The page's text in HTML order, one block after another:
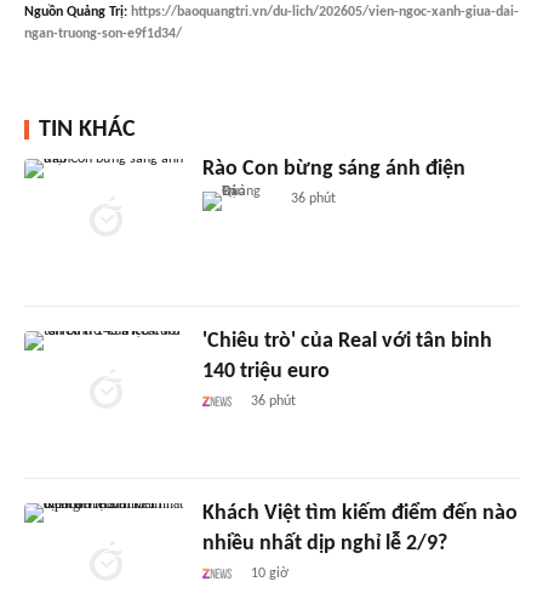
Nguồn Quảng Trị: https://baoquangtri.vn/du-lich/202605/vien-ngoc-xanh-giua-dai-
ngan-truong-son-e9f1d34/
TIN KHÁC
Rào Con bừng sáng ánh điện
36 phút
'Chiêu trò' của Real với tân binh
140 triệu euro
36 phút
Khách Việt tìm kiếm điểm đến nào
nhiều nhất dịp nghỉ lễ 2/9?
10 giờ